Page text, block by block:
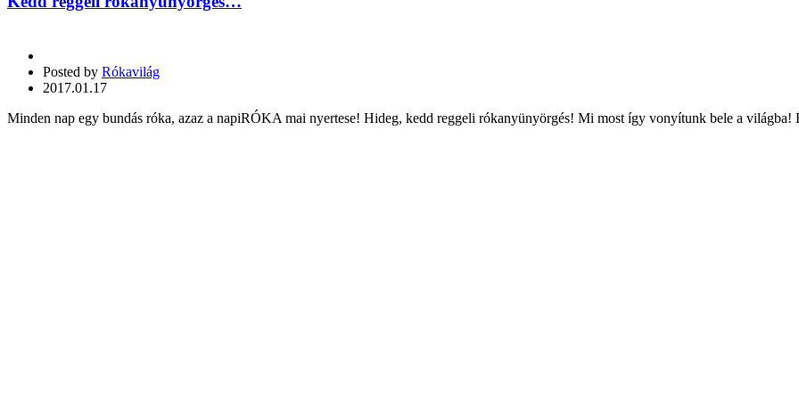
Posted by Rókavilág
2017.01.17
Minden nap egy bundás róka, azaz a napiRÓKA mai nyertese! Hideg, kedd reggeli rókanyünyörgés! Mi most így vonyítunk bele a világba!